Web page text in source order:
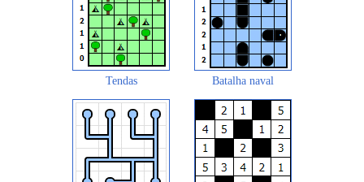
Tendas Batalha naval